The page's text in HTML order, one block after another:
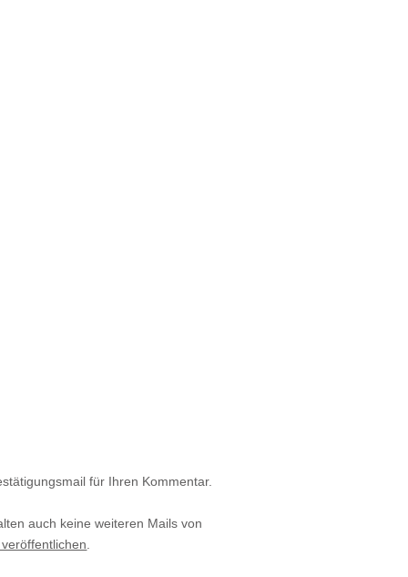
für Ihren Kommentar.
auch keine weiteren Mails von